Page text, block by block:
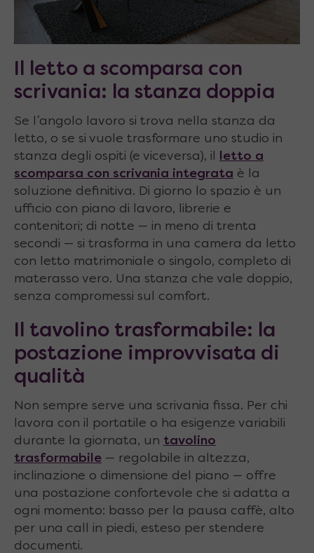
Il letto a scomparsa con
scrivania: la stanza doppia
Se l’angolo lavoro si trova nella stanza da
letto, o se si vuole trasformare uno studio in
stanza degli ospiti (e viceversa), il
letto a
scomparsa con scrivania integrata è la
soluzione definitiva. Di giorno lo spazio è un
ufficio con piano di lavoro, librerie e
contenitori; di notte — in meno di trenta
secondi — si trasforma in una camera da letto
con letto matrimoniale o singolo, completo di
materasso vero. Una stanza che vale doppio,
senza compromessi sul comfort.
Il tavolino trasformabile: la
postazione improvvisata di
qualità
Non sempre serve una scrivania fissa. Per chi
lavora con il portatile o ha esigenze variabili
durante la giornata, un tavolino
trasformabile — regolabile in altezza,
inclinazione o dimensione del piano — offre
una postazione confortevole che si adatta a
ogni momento: basso per la pausa caffè, alto
per una call in piedi, esteso per stendere
documenti.